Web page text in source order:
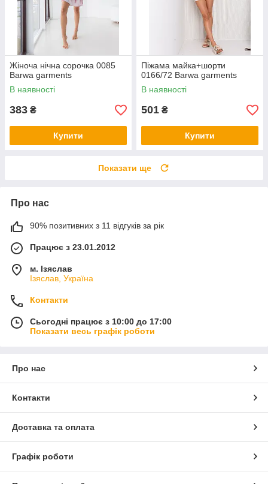
Жіноча нічна сорочка 0085
Barwa garments
В наявності
383 ₴
Купити
Піжама майка+шорти
0166/72 Barwa garments
В наявності
501 ₴
Купити
Показати ще
Про нас
90% позитивних з 11 відгуків за рік
Працює з 23.01.2012
м. Ізяслав
Ізяслав, Україна
Контакти
Сьогодні працює з 10:00 до 17:00
Показати весь графік роботи
Про нас
Контакти
Доставка та оплата
Графік роботи